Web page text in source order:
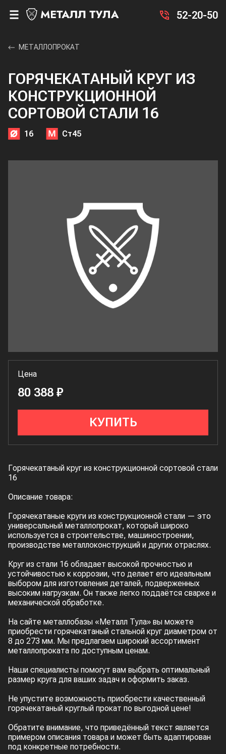
52-20-50
МЕТАЛЛОПРОКАТ
ГОРЯЧЕКАТАНЫЙ КРУГ ИЗ
КОНСТРУКЦИОННОЙ
СОРТОВОЙ СТАЛИ 16
16 Ст45
Цена
80 388 ₽
КУПИТЬ
Горячекатаный круг из конструкционной сортовой стали
16
Описание товара:
Горячекатаные круги из конструкционной стали — это
универсальный металлопрокат, который широко
используется в строительстве, машиностроении,
производстве металлоконструкций и других отраслях.
Круг из стали 16 обладает высокой прочностью и
устойчивостью к коррозии, что делает его идеальным
выбором для изготовления деталей, подверженных
высоким нагрузкам. Он также легко поддаётся сварке и
механической обработке.
На сайте металлобазы «Металл Тула» вы можете
приобрести горячекатаный стальной круг диаметром от
8 до 273 мм. Мы предлагаем широкий ассортимент
металлопроката по доступным ценам.
Наши специалисты помогут вам выбрать оптимальный
размер круга для ваших задач и оформить заказ.
Не упустите возможность приобрести качественный
горячекатаный круглый прокат по выгодной цене!
Обратите внимание, что приведённый текст является
примером описания товара и может быть адаптирован
под конкретные потребности.